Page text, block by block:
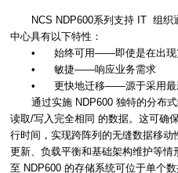
NCS NDP600系列支持 IT组织
中心具有以下特性：
•
始终可用——即使是在出现
•
敏捷——响应业务需求
•
更快地迁移——源于采用最
通过实施 NDP600独特的分布
读取/写入完全相同 的数据。这可确
行时间，实现跨阵列的无缝数据移
更新、负载平衡和基础架构维护等
至 NDP600的存储系统可位于单个